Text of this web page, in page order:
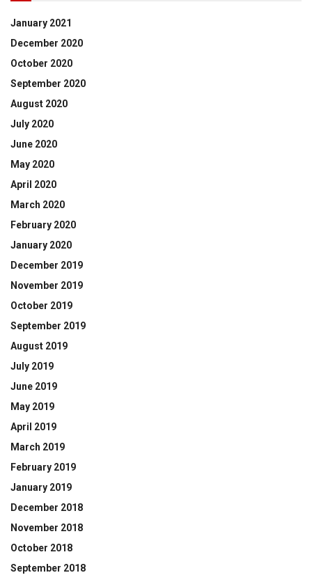
January 2021
December 2020
October 2020
September 2020
August 2020
July 2020
June 2020
May 2020
April 2020
March 2020
February 2020
January 2020
December 2019
November 2019
October 2019
September 2019
August 2019
July 2019
June 2019
May 2019
April 2019
March 2019
February 2019
January 2019
December 2018
November 2018
October 2018
September 2018